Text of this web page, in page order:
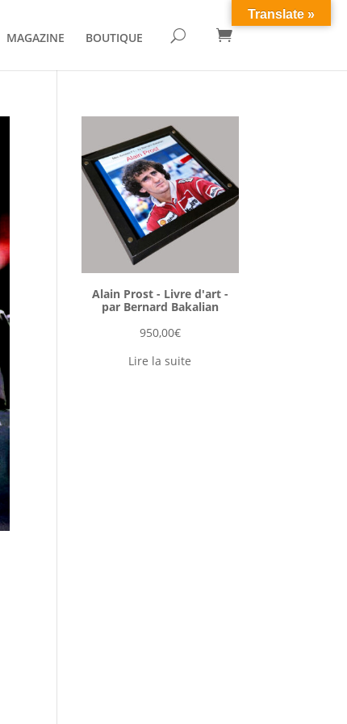
MAGAZINE BOUTIQUE U 
Alain Prost - Livre d'art -
par Bernard Bakalian
950,00€
Lire la suite
Translate »